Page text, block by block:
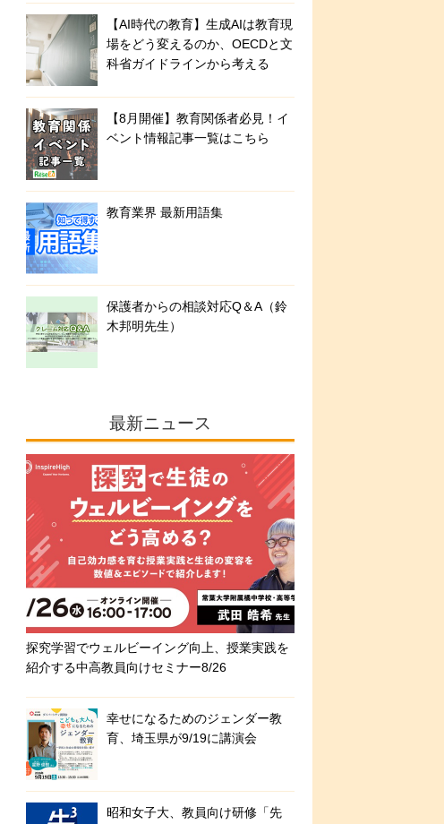
【AI時代の教育】生成AIは教育現
場をどう変えるのか、OECDと文
科省ガイドラインから考える
【8月開催】教育関係者必見！イ
ベント情報記事一覧はこちら
教育業界 最新用語集
保護者からの相談対応Q＆A（鈴
木邦明先生）
最新ニュース
探究学習でウェルビーイング向上、授業実践を
紹介する中高教員向けセミナー8/26
幸せになるためのジェンダー教
育、埼玉県が9/19に講演会
昭和女子大、教員向け研修「先